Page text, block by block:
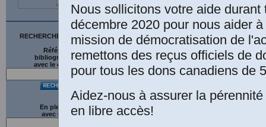
RECHERCHE SUR LE SITE
Références
bibliographiques
avec le catalogue
En plein texte
avec G gle
Panaccio
153-178.
Trois-
1975, sur
Société
Nous sollicitons votre aide durant
décembre 2020 pour nous aider
mission de démocratisation de
remettons des reçus officiels de
pour tous les dons canadiens de
Aidez-nous à assurer la
en libre accès!